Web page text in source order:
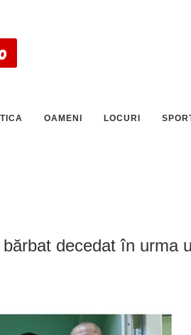
OAMENI LOCURI
decedat în urma